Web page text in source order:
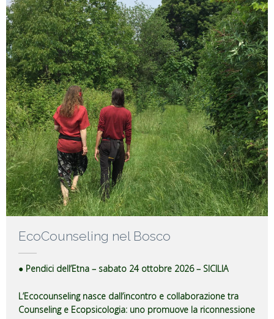
EcoCounseling nel Bosco
● Pendici dell’Etna – sabato 24 ottobre 2026 – SICILIA
L’Ecocounseling nasce dall’incontro e collaborazione tra
Counseling e Ecopsicologia: uno promuove la riconnessione